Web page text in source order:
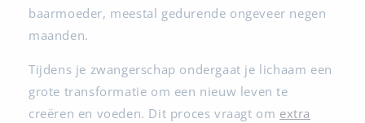
baarmoeder, meestal gedurende ongeveer negen
maanden.
Tijdens je zwangerschap ondergaat je lichaam een
grote transformatie om een nieuw leven te
creëren en voeden. Dit proces vraagt om extra